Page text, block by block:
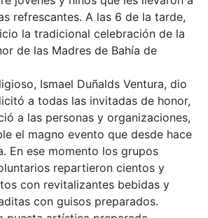
refrescantes. A las 6 de la tarde,
la tradicional celebración de la
de las Madres de Bahía de
Ismael Duñalds Ventura, dio
a todas las invitadas de honor,
a las personas y organizaciones,
el magno evento que desde hace
En ese momento los grupos
repartieron cientos y
con revitalizantes bebidas y
con guisos preparados.